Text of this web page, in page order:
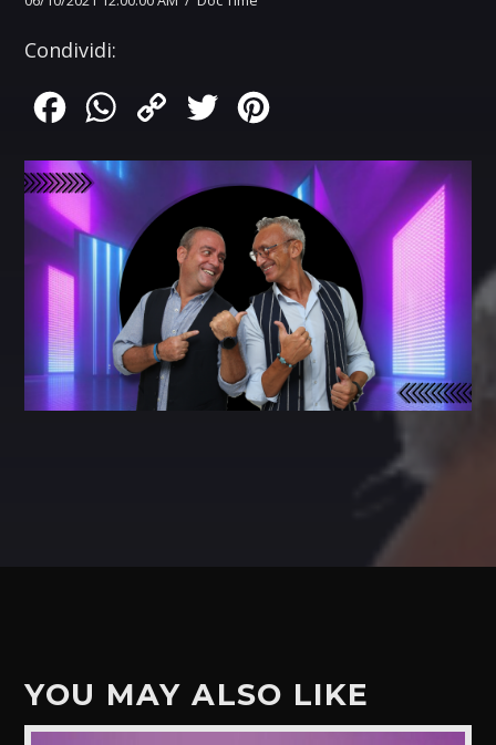
Condividi:
FacebookWhatsApp
Copy
Twitter
YOU MAY ALSO LIKE